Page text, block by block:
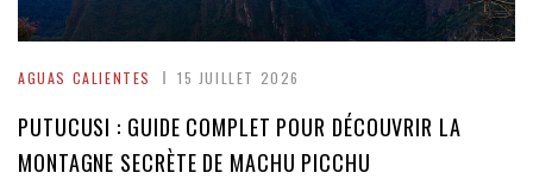
AGUAS CALIENTES 15 JUILLET 2026
PUTUCUSI : GUIDE COMPLET POUR DÉCOUVRIR LA
MONTAGNE SECRÈTE DE MACHU PICCHU